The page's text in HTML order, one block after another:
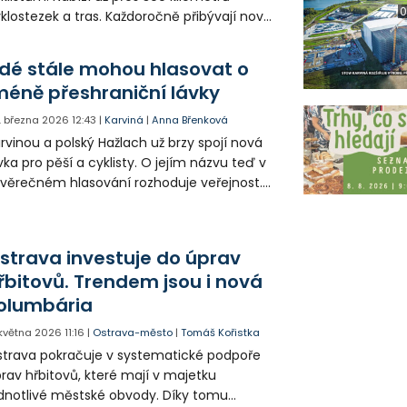
a tras. Každoročně přibývají nové
pro rekreační ježdění, ale aby se
dostali i do práce.
stále mohou hlasovat o
přeshraniční lávky
března 2026 12:43 |Karviná |Anna Břenková
a polský Hažlach už brzy spojí nová
pro pěší a cyklisty. O jejím názvu teď v
hlasování rozhoduje veřejnost.
investuje do úprav
Trendem jsou i nová
května 2026 11:16 | Ostrava-město |Tomáš Kořistka
pokračuje v systematické podpoře
hřbitovů, které mají v majetku
městské obvody. Díky tomu